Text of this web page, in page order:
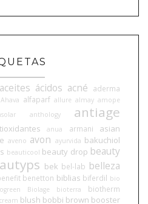
aceites ácidos acné aderma
Ahava alfaparf allure almay amope
anthology
antiage
anua armani
asian
aveno avon ayurvida bakuchiol
beauticool beauty drop beauty
bek bel-lab belleza
benetton biblias biferdil bio
Biolage bioterra
biotherm
blush bobbi brown booster